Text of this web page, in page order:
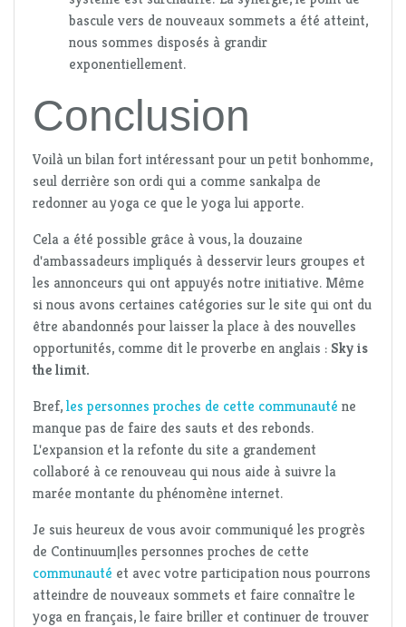
bascule vers de nouveaux sommets a été atteint,
nous sommes disposés à grandir
exponentiellement.
Conclusion
Voilà un bilan fort intéressant pour un petit bonhomme,
seul derrière son ordi qui a comme sankalpa de
redonner au yoga ce que le yoga lui apporte.
Cela a été possible grâce à vous, la douzaine
d'ambassadeurs impliqués à desservir leurs groupes et
les annonceurs qui ont appuyés notre initiative. Même
si nous avons certaines catégories sur le site qui ont du
être abandonnés pour laisser la place à des nouvelles
opportunités, comme dit le proverbe en anglais : Sky is
the limit.
Bref,les personnes proches de cette communauté ne
manque pas de faire des sauts et des rebonds.
L'expansion et la refonte du site a grandement
collaboré à ce renouveau qui nous aide à suivre la
marée montante du phénomène internet.
Je suis heureux de vous avoir communiqué les progrès
de Continuum|les personnes proches de cette
communauté et avec votre participation nous pourrons
atteindre de nouveaux sommets et faire connaître le
yoga en français, le faire briller et continuer de trouver